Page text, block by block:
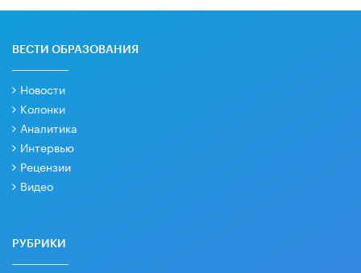
ВЕСТИ ОБРАЗОВАНИЯ
Новости
Колонки
Аналитика
Интервью
Рецензии
Видео
РУБРИКИ